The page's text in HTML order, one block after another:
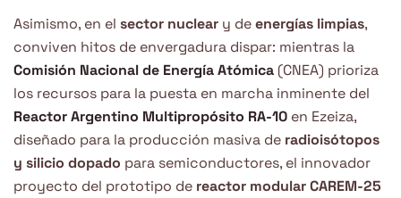
Asimismo, en el sector nuclear y deenergías limpias,
conviven hitos de envergadura dispar: mientras la
Comisión Nacional de Energía Atómica (CNEA) prioriza
los recursos para la puesta en marcha inminente del
Reactor Argentino Multipropósito RA-10 en Ezeiza,
diseñado para la producción masiva de radioisótopos
y silicio dopado para semiconductores, el innovador
proyecto del prototipo de reactor modular CAREM-25